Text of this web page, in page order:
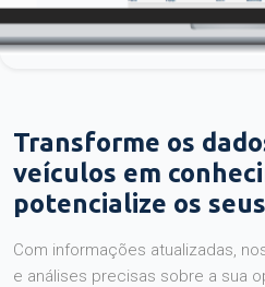
Transforme os
veículos em
potencialize os
Com informações atualizadas,
e análises precisas sobre a sua